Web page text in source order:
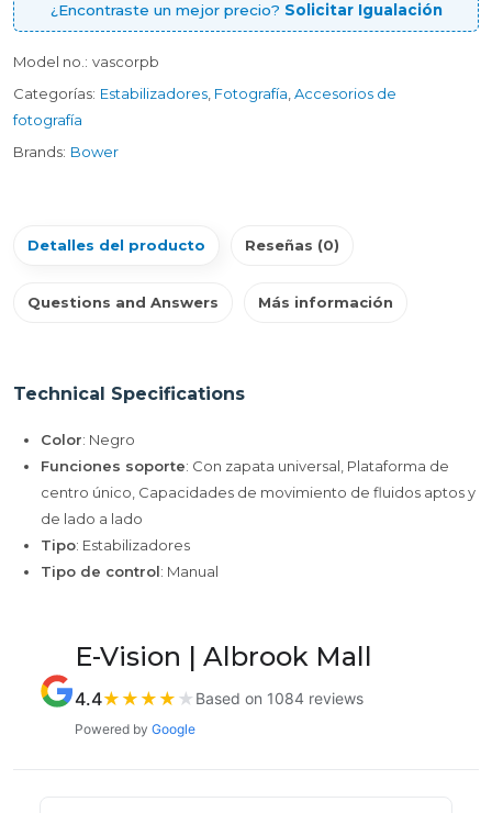
¿Encontraste un mejor precio? Solicitar Igualación
Model no.: vascorpb
Categorías: Estabilizadores Fotografía Accesorios de
fotografía
Brands: Bower
Detalles del producto Reseñas (0)
Questions and Answers Más información
Technical Specifications
Color: Negro
Funciones soporte: Con zapata universal, Plataforma de
centro único, Capacidades de movimiento de fluidos aptos y
de lado a lado
Tipo: Estabilizadores
Tipo de control: Manual
E-Vision | Albrook Mall
4.4★ ★ ★ ★ ★ Based on 1084 reviews
Powered by Google